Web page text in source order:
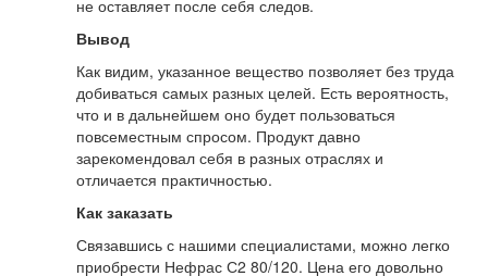
не оставляет после себя следов.
Вывод
Как видим, указанное вещество позволяет без труда
добиваться самых разных целей. Есть вероятность,
что и в дальнейшем оно будет пользоваться
повсеместным спросом. Продукт давно
зарекомендовал себя в разных отраслях и
отличается практичностью.
Как заказать
Связавшись с нашими специалистами, можно легко
приобрести Нефрас С2 80/120. Цена его довольно